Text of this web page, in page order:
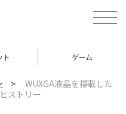
t
o
v
ト ゲーム
>
WUXGA液晶を搭載した
ストリー